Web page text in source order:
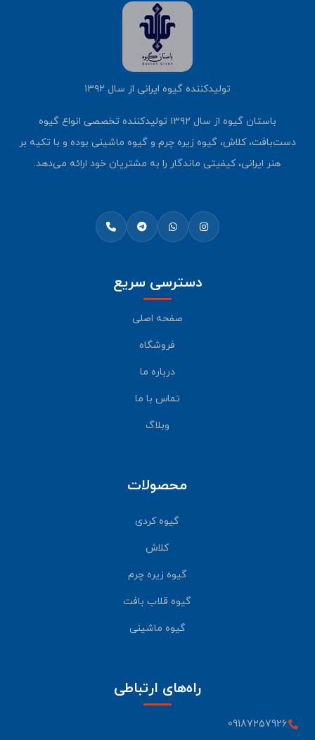
تولیدکننده گیوه ایرانی از سال ۱۳۹۲
باستان گیوه از سال ۱۳۹۲ تولیدکننده تخصصی انواع گیوه
دست‌بافت، کلاش، گیوه زیره چرم و گیوه ماشینی بوده و با تکیه بر
هنر ایرانی، کیفیتی ماندگار را به مشتریان خود ارائه می‌دهد.
دسترسی سریع
صفحه اصلی
فروشگاه
درباره ما
تماس با ما
وبلاگ
محصولات
گیوه کردی
کلاش
گیوه زیره چرم
گیوه قلاب بافت
گیوه ماشینی
راه‌های ارتباطی
09187257926